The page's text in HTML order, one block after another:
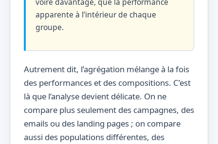
apparente à l’intérieur de chaque
groupe.
Autrement dit, l’agrégation mélange à la fois
des performances et des compositions. C’est
là que l’analyse devient délicate. On ne
compare plus seulement des campagnes, des
emails ou des landing pages ; on compare
aussi des populations différentes, des